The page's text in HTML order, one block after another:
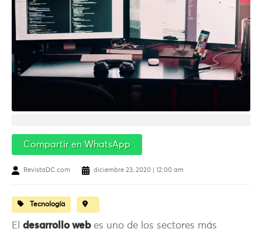
Compartir en WhatsApp
RevistaDC.com diciembre 23, 2020 | 12:00 am
Tecnología
El desarrollo webes uno de los sectores más